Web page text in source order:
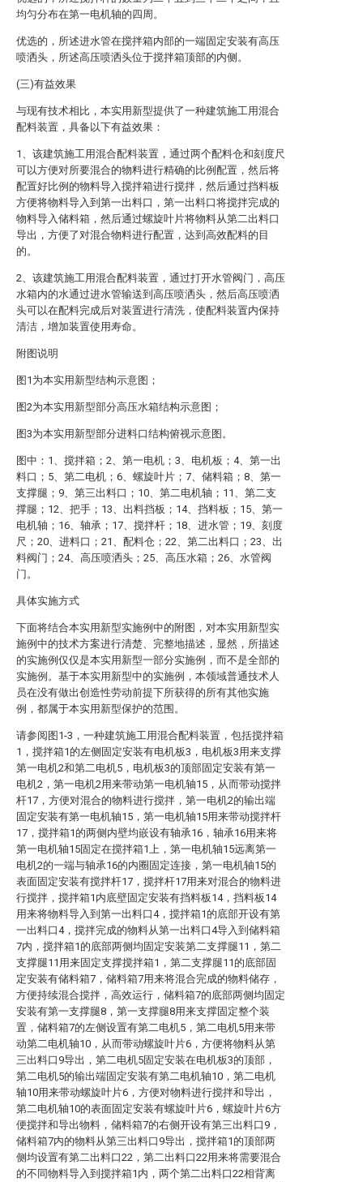
均匀分布在第一电机轴的四周。
优选的，所述进水管在搅拌箱内部的一端固定安装有高压
喷洒头，所述高压喷洒头位于搅拌箱顶部的内侧。
(三)有益效果
与现有技术相比，本实用新型提供了一种建筑施工用混合
配料装置，具备以下有益效果：
1、该建筑施工用混合配料装置，通过两个配料仓和刻度尺
可以方便对所要混合的物料进行精确的比例配置，然后将
配置好比例的物料导入搅拌箱进行搅拌，然后通过挡料板
方便将物料导入到第一出料口，第一出料口将搅拌完成的
物料导入储料箱，然后通过螺旋叶片将物料从第二出料口
导出，方便了对混合物料进行配置，达到高效配料的目
的。
2、该建筑施工用混合配料装置，通过打开水管阀门，高压
水箱内的水通过进水管输送到高压喷洒头，然后高压喷洒
头可以在配料完成后对装置进行清洗，使配料装置内保持
清洁，增加装置使用寿命。
附图说明
图1为本实用新型结构示意图；
图2为本实用新型部分高压水箱结构示意图；
图3为本实用新型部分进料口结构俯视示意图。
图中：1、搅拌箱；2、第一电机；3、电机板；4、第一出
料口；5、第二电机；6、螺旋叶片；7、储料箱；8、第一
支撑腿；9、第三出料口；10、第二电机轴；11、第二支
撑腿；12、把手；13、出料挡板；14、挡料板；15、第一
电机轴；16、轴承；17、搅拌杆；18、进水管；19、刻度
尺；20、进料口；21、配料仓；22、第二出料口；23、出
料阀门；24、高压喷洒头；25、高压水箱；26、水管阀
门。
具体实施方式
下面将结合本实用新型实施例中的附图，对本实用新型实
施例中的技术方案进行清楚、完整地描述，显然，所描述
的实施例仅仅是本实用新型一部分实施例，而不是全部的
实施例。基于本实用新型中的实施例，本领域普通技术人
员在没有做出创造性劳动前提下所获得的所有其他实施
例，都属于本实用新型保护的范围。
请参阅图1-3，一种建筑施工用混合配料装置，包括搅拌箱
1，搅拌箱1的左侧固定安装有电机板3，电机板3用来支撑
第一电机2和第二电机5，电机板3的顶部固定安装有第一
电机2，第一电机2用来带动第一电机轴15，从而带动搅拌
杆17，方便对混合的物料进行搅拌，第一电机2的输出端
固定安装有第一电机轴15，第一电机轴15用来带动搅拌杆
17，搅拌箱1的两侧内壁均嵌设有轴承16，轴承16用来将
第一电机轴15固定在搅拌箱1上，第一电机轴15远离第一
电机2的一端与轴承16的内圈固定连接，第一电机轴15的
表面固定安装有搅拌杆17，搅拌杆17用来对混合的物料进
行搅拌，搅拌箱1内底壁固定安装有挡料板14，挡料板14
用来将物料导入到第一出料口4，搅拌箱1的底部开设有第
一出料口4，搅拌完成的物料从第一出料口4导入到储料箱
7内，搅拌箱1的底部两侧均固定安装第二支撑腿11，第二
支撑腿11用来固定支撑搅拌箱1，第二支撑腿11的底部固
定安装有储料箱7，储料箱7用来将混合完成的物料储存，
方便持续混合搅拌，高效运行，储料箱7的底部两侧均固定
安装有第一支撑腿8，第一支撑腿8用来支撑固定整个装
置，储料箱7的左侧设置有第二电机5，第二电机5用来带
动第二电机轴10，从而带动螺旋叶片6，方便将物料从第
三出料口9导出，第二电机5固定安装在电机板3的顶部，
第二电机5的输出端固定安装有第二电机轴10，第二电机
轴10用来带动螺旋叶片6，方便对物料进行搅拌和导出，
第二电机轴10的表面固定安装有螺旋叶片6，螺旋叶片6方
便搅拌和导出物料，储料箱7的右侧开设有第三出料口9，
储料箱7内的物料从第三出料口9导出，搅拌箱1的顶部两
侧均设置有第二出料口22，第二出料口22用来将需要混合
的不同物料导入到搅拌箱1内，两个第二出料口22相背离